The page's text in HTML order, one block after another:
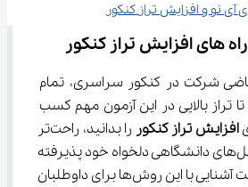
نو و افزایش تراز کنکور
شرکت در کنکور سراسری، تمام
را می‌کنند تا تراز بالایی در این آزمون مهم کسب
افزایش تراز کنکور
را بدانید، راحت‌تر
می‌توانید در رشته محل‌های دانشگاهی دلخواه خود پذیرفته
شوید و از این رو همیت آشنایی با این روش‌ها برای داوطلبان